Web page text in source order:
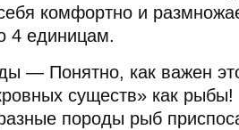
комфортно и
4 единицам.
— Понятно, как важен
существ» как
породы рыб